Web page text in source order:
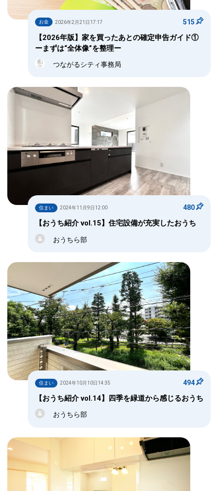
お金 2026年2月21日17:17 515
【2026年版】家を買ったあとの確定申告ガイド①
ーまずは“全体像”を整理ー
つながるシティ事務局
住まい 2024年11月9日12:00 480
【おうち紹介 vol.15】住宅設備が充実したおうち
おうちら部
住まい 2024年10月10日14:35 494
【おうち紹介 vol.14】四季を緑道から感じるおうち
おうちら部